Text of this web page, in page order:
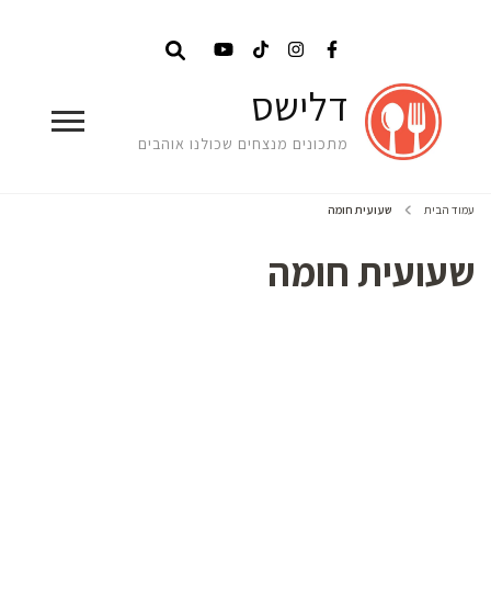
דלישס
מתכונים מנצחים שכולנו אוהבים
עמוד הבית שעועית חומה
שעועית חומה